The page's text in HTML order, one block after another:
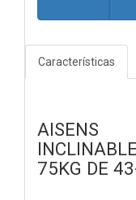
Características
AISENS
75KG DE